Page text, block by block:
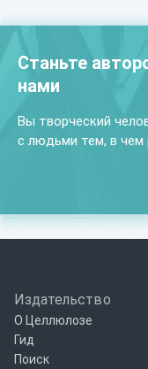
Станьте
нами
Вы творческий
с людьми тем, в чем
Издательство
О Целлюлозе
Гид
Поиск